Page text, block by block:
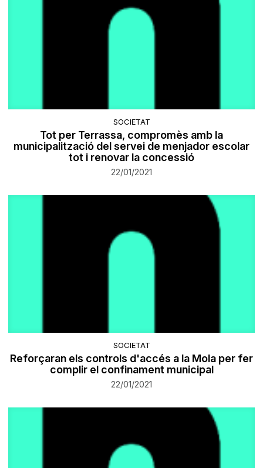
SOCIETAT
Tot per Terrassa, compromès amb la
municipalització del servei de menjador escolar
tot i renovar la concessió
22/01/2021
SOCIETAT
Reforçaran els controls d'accés a la Mola per fer
complir el confinament municipal
22/01/2021